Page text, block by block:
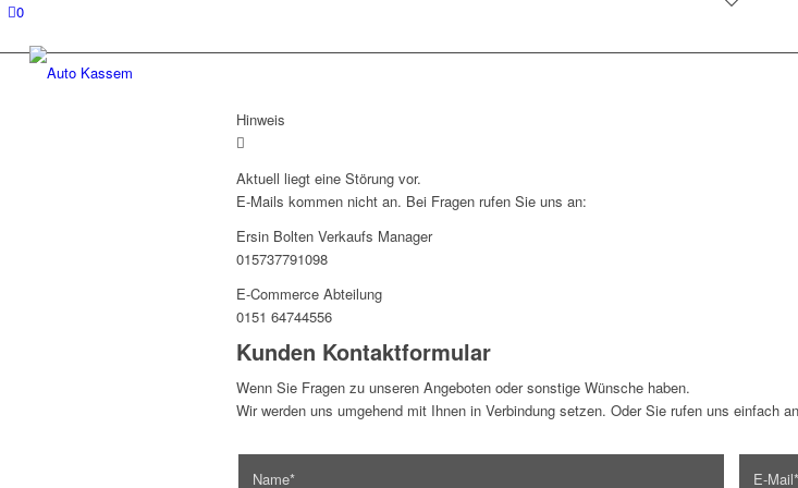
0
Hinweis
Aktuell liegt eine Störung vor.
E-Mails kommen nicht an. Bei Fragen rufen Sie uns an:
Ersin Bolten Verkaufs Manager
015737791098
E-Commerce Abteilung
0151 64744556
Kunden Kontaktformular
Wenn Sie Fragen zu unseren Angeboten oder sonstige Wünsche haben.
Wir werden uns umgehend mit Ihnen in Verbindung setzen. Oder Sie rufen uns einfach